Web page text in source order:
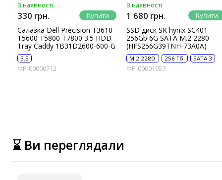
В наявності
330 грн.
Салазка Dell Precision T3610
T5600 T5800 T7800 3.5 HDD
Tray Caddy 1B31D2600-600-G
3.5
ФР-00000712
В наявності
1 680 грн.
SSD диск SK hynix SC401
256Gb 6G SATA M.2 2280
(HFS256G39TNH-73A0A)
M.2 2280 256 Гб SATA 3
ФР-00001957
⌛ Ви переглядали